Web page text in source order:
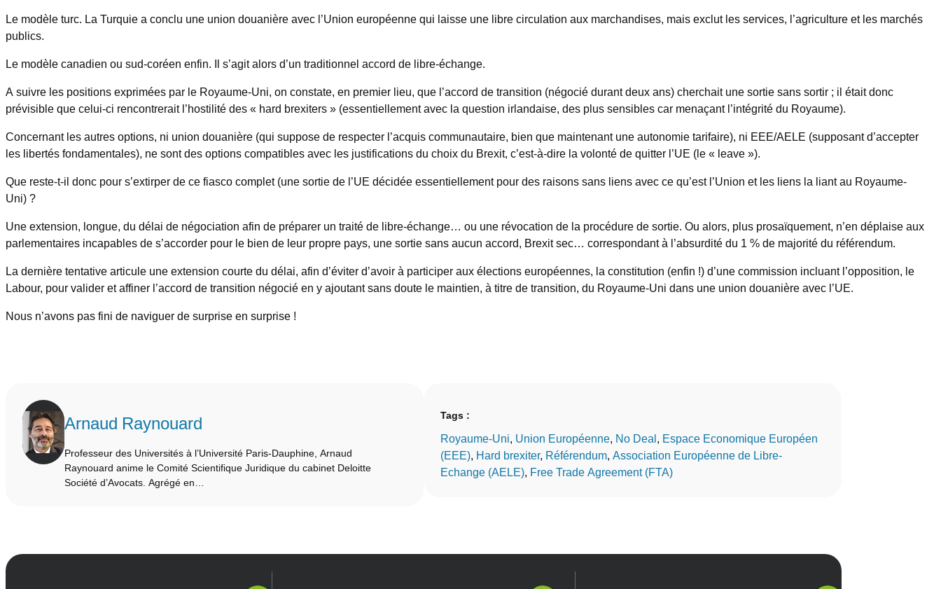
Le modèle turc. La Turquie a conclu une union douanière avec l’Union européenne qui laisse une libre circulation aux marchandises, mais exclut les services, l’agriculture et les marchés
publics.
Le modèle canadien ou sud-coréen enfin. Il s’agit alors d’un traditionnel accord de libre-échange.
A suivre les positions exprimées par le Royaume-Uni, on constate, en premier lieu, que l’accord de transition (négocié durant deux ans) cherchait une sortie sans sortir ; il était donc
prévisible que celui-ci rencontrerait l’hostilité des « hard brexiters » (essentiellement avec la question irlandaise, des plus sensibles car menaçant l’intégrité du Royaume).
Concernant les autres options, ni union douanière (qui suppose de respecter l’acquis communautaire, bien que maintenant une autonomie tarifaire), ni EEE/AELE (supposant d’accepter
les libertés fondamentales), ne sont des options compatibles avec les justifications du choix du Brexit, c’est-à-dire la volonté de quitter l’UE (le « leave »).
Que reste-t-il donc pour s’extirper de ce fiasco complet (une sortie de l’UE décidée essentiellement pour des raisons sans liens avec ce qu’est l’Union et les liens la liant au Royaume-
Uni) ?
Une extension, longue, du délai de négociation afin de préparer un traité de libre-échange… ou une révocation de la procédure de sortie. Ou alors, plus prosaïquement, n’en déplaise aux
parlementaires incapables de s’accorder pour le bien de leur propre pays, une sortie sans aucun accord, Brexit sec… correspondant à l’absurdité du 1 % de majorité du référendum.
La dernière tentative articule une extension courte du délai, afin d’éviter d’avoir à participer aux élections européennes, la constitution (enfin !) d’une commission incluant l’opposition, le
Labour, pour valider et affiner l’accord de transition négocié en y ajoutant sans doute le maintien, à titre de transition, du Royaume-Uni dans une union douanière avec l’UE.
Nous n’avons pas fini de naviguer de surprise en surprise !
Arnaud Raynouard
Professeur des Universités à l’Université Paris-Dauphine, Arnaud
Raynouard anime le Comité Scientifique Juridique du cabinet Deloitte
Société d’Avocats. Agrégé en…
Tags :
Royaume-Uni, Union Européenne, No Deal, Espace Economique Européen
(EEE), Hard brexiter, Référendum, Association Européenne de Libre-
Echange (AELE), Free Trade Agreement (FTA)